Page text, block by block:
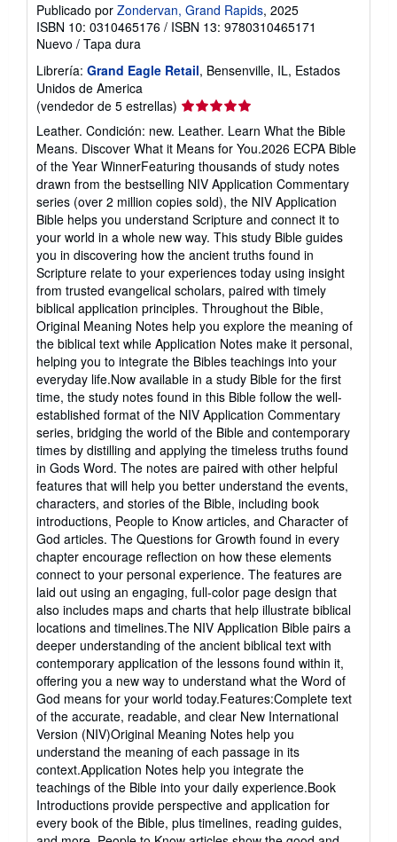
Publicado por Zondervan, Grand Rapids, 2025
ISBN 10: 0310465176 / ISBN 13: 9780310465171
Nuevo / Tapa dura
Librería: Grand Eagle Retail, Bensenville, IL, Estados
Unidos de America
(vendedor de 5 estrellas) Calificación
del
vendedor:
5
de
5
estrellas
Leather. Condición: new. Leather. Learn What the Bible
Means. Discover What it Means for You.2026 ECPA Bible
of the Year WinnerFeaturing thousands of study notes
drawn from the bestselling NIV Application Commentary
series (over 2 million copies sold), the NIV Application
Bible helps you understand Scripture and connect it to
your world in a whole new way. This study Bible guides
you in discovering how the ancient truths found in
Scripture relate to your experiences today using insight
from trusted evangelical scholars, paired with timely
biblical application principles. Throughout the Bible,
Original Meaning Notes help you explore the meaning of
the biblical text while Application Notes make it personal,
helping you to integrate the Bibles teachings into your
everyday life.Now available in a study Bible for the first
time, the study notes found in this Bible follow the well-
established format of the NIV Application Commentary
series, bridging the world of the Bible and contemporary
times by distilling and applying the timeless truths found
in Gods Word. The notes are paired with other helpful
features that will help you better understand the events,
characters, and stories of the Bible, including book
introductions, People to Know articles, and Character of
God articles. The Questions for Growth found in every
chapter encourage reflection on how these elements
connect to your personal experience. The features are
laid out using an engaging, full-color page design that
also includes maps and charts that help illustrate biblical
locations and timelines.The NIV Application Bible pairs a
deeper understanding of the ancient biblical text with
contemporary application of the lessons found within it,
offering you a new way to understand what the Word of
God means for your world today.Features:Complete text
of the accurate, readable, and clear New International
Version (NIV)Original Meaning Notes help you
understand the meaning of each passage in its
context.Application Notes help you integrate the
teachings of the Bible into your daily experience.Book
Introductions provide perspective and application for
every book of the Bible, plus timelines, reading guides,